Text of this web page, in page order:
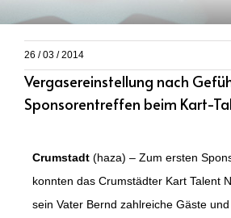
26 / 03 / 2014
Vergasereinstellung nach
Sponsorentreffen beim Kart-
Crumstadt(haza) – Zum ersten
konnten das Crumstädter Kart Talent
sein Vater Bernd zahlreiche Gäste